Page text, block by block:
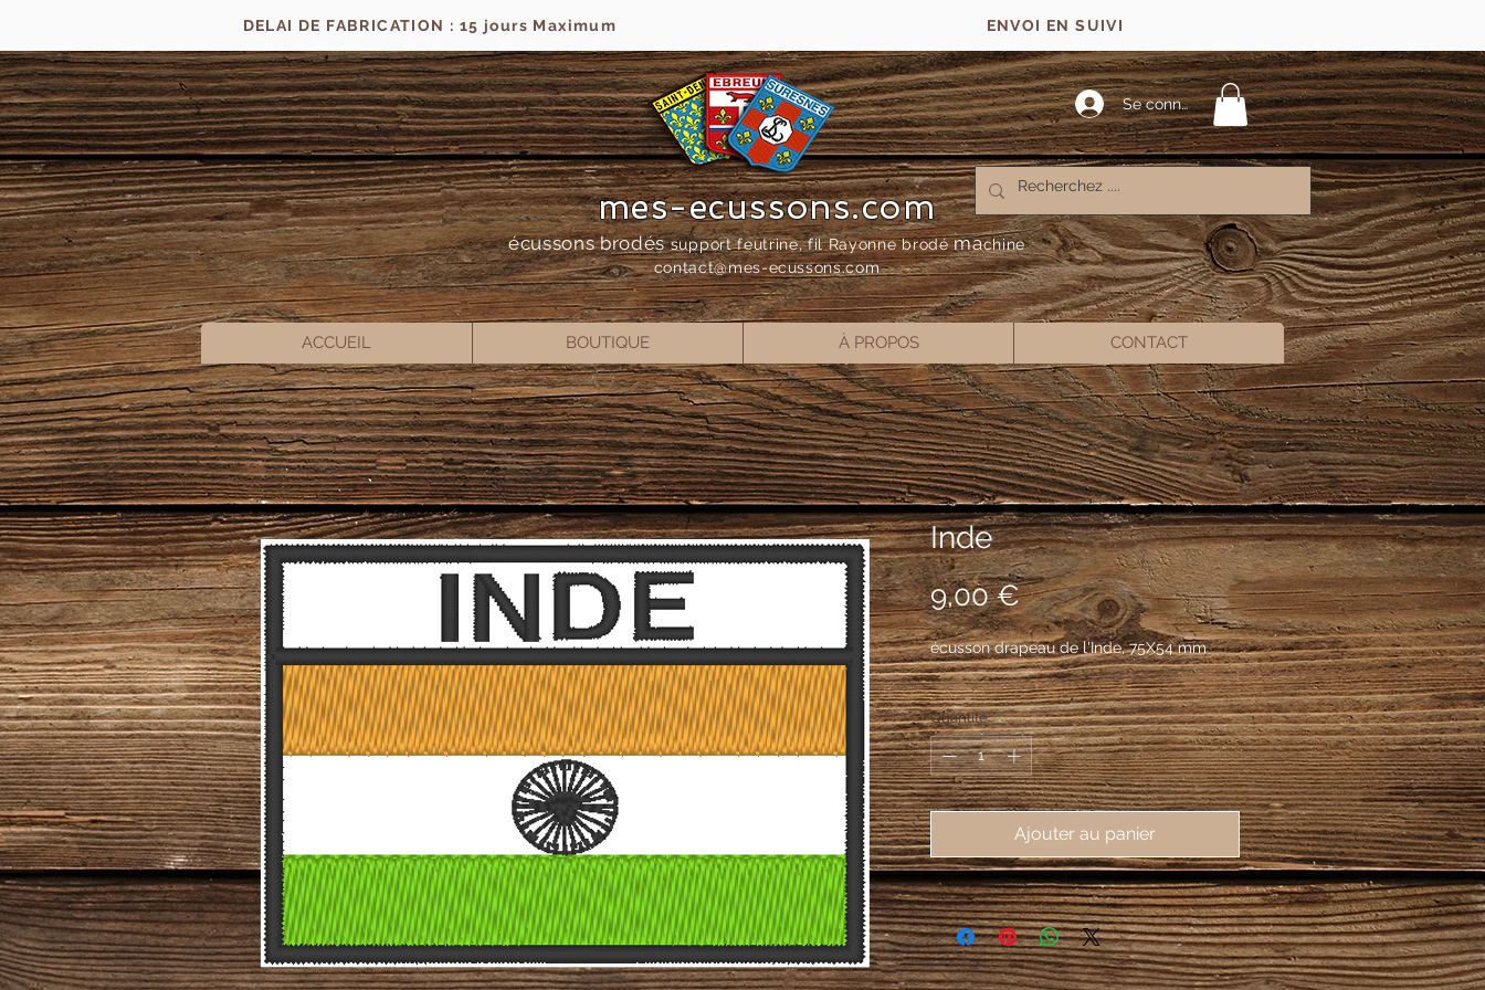
DELAI DE FABRICATION : 15 jours Maximum ENVOI EN SUIVI
Se connecter
mes-ecussons.com
écussons brodés support feutrine, fil Rayonne brodémachine
contact@mes-ecussons.com
ACCUEIL BOUTIQUE À PROPOS CONTACT
Inde
9,00 €Prix
écusson drapeau de l'Inde, 75X54 mm
Quantité *
Ajouter au panier